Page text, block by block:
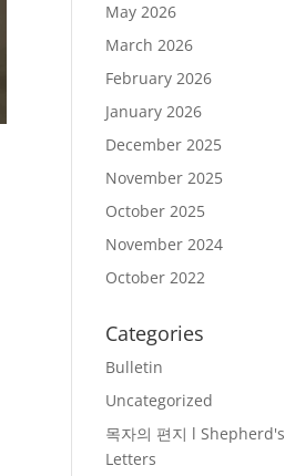
May 2026
March 2026
February 2026
January 2026
December 2025
November 2025
October 2025
November 2024
October 2022
Categories
Bulletin
Uncategorized
목자의 편지 l Shepherd's
Letters